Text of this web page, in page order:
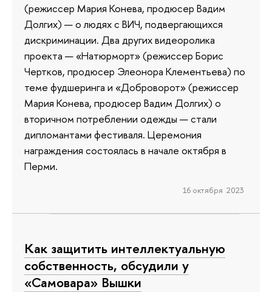
(режиссер Мария Конева, продюсер Вадим
Долгих) — о людях с ВИЧ, подвергающихся
дискриминации. Два других видеоролика
проекта — «Натюрморт» (режиссер Борис
Чертков, продюсер Элеонора Клементьева) по
теме фудшеринга и «Доброворот» (режиссер
Мария Конева, продюсер Вадим Долгих) о
вторичном потреблении одежды — стали
дипломантами фестиваля. Церемония
награждения состоялась в начале октября в
Перми.
16 октября 2023
Как защитить интеллектуальную
собственность, обсудили у
«Самовара» Вышки